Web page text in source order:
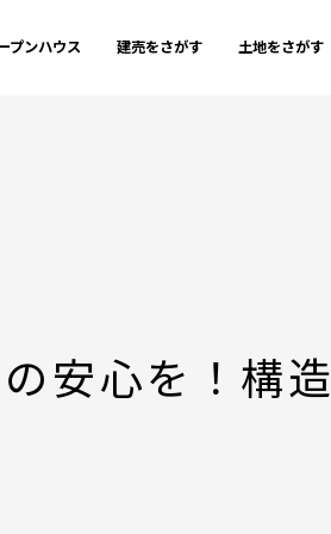
プンハウス 建売をさがす 土地をさがす
安心を！構造